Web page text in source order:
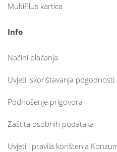
MultiPlus kartica
Info
Načini plaćanja
Uvjeti iskorištavanja pogodnosti
Podnošenje prigovora
Zaštita osobnih podataka
Uvjeti i pravila korištenja